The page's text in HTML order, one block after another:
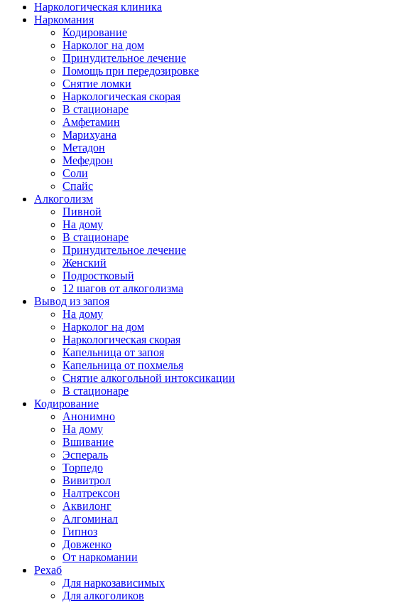
Наркологическая клиника
Наркомания
Кодирование
Нарколог на дом
Принудительное лечение
Помощь при передозировке
Снятие ломки
Наркологическая скорая
В стационаре
Амфетамин
Марихуана
Метадон
Мефедрон
Соли
Спайс
Алкоголизм
Пивной
На дому
В стационаре
Принудительное лечение
Женский
Подростковый
12 шагов от алкоголизма
Вывод из запоя
На дому
Нарколог на дом
Наркологическая скорая
Капельница от запоя
Капельница от похмелья
Снятие алкогольной интоксикации
В стационаре
Кодирование
Анонимно
На дому
Вшивание
Эспераль
Торпедо
Вивитрол
Налтрексон
Аквилонг
Алгоминал
Гипноз
Довженко
От наркомании
Рехаб
Для наркозависимых
Для алкоголиков